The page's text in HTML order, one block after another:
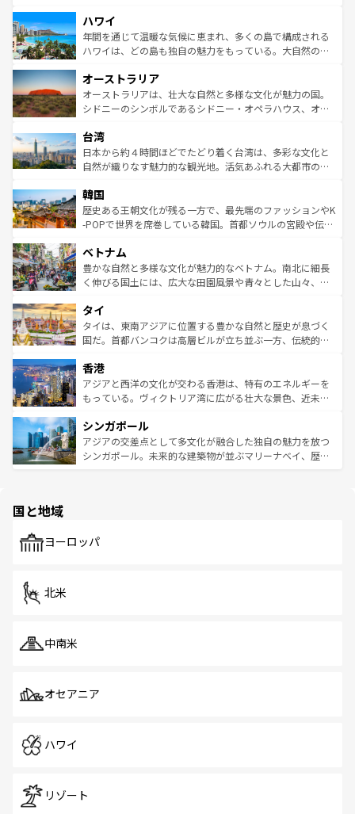
ば市内交通費無料で観光を楽しむこともできる。 なお、新
着のスイス情報はコンテンツ一覧 を参照してほしい。
のような巨大都市は、観光、ショッピング、エンターテイ
ンメントが詰まった刺激的なスポットだ。一方、アメリカ
西部には大自然が広がり、グランドキャニオンやイエロー
部のニューオーリンズでは、音楽と美食が融合した独特の
文化が魅力。旅行者はアメリカの各地域で異なる魅力を楽
しみながら、その多様性と豊かな歴史を感じることができ
ならではの贅沢な旅のスタイルだ。 なお、新着のアメリカ
情報はコンテンツ一覧を参照してほしい。
ハワイ
年間を通じて温暖な気候に恵まれ、多くの島で構成される
ハワイは、どの島も独自の魅力をもっている。大自然の神
ワイ島は見逃せない。また、定番の観光地といえばオアフ
島だが、静かな自然を求めるならマウイ島やカウアイ島が
おすすめ。エメラルドグリーンに輝く海をはじめ、豊かな
れるおもてなしの心で訪れる人々を迎えてくれるハワイの
人々、おいしいローカルフードやハワイアンミュージッ
ク、伝統的なフラダンスなど、すべてがハワイの魅力を彩
ワイを、存分に味わってほしい。 なお、新着のハワイ情報
はコンテンツ一覧を参照してほしい。
オーストラリア
オーストラリアは、壮大な自然と多様な文化が魅力の国。
シドニーのシンボルであるシドニー・オペラハウス、オー
リアリーフや大陸中央部にそびえるウルル（エアーズロッ
ク）、タスマニアの美しい原生林やケアンズの熱帯雨林な
ど、見どころがたくさん。また、カフェやワイン、オージ
いる。アクティビティも充実しており、サーフィンやダイ
ビング、ハイキングなど、アウトドア好きにはたまらな
い。オーストラリアの多彩な魅力を存分に味わいつくそ
参照してほしい。
台湾
日本から約４時間ほどでたどり着く台湾は、多彩な文化と
自然が織りなす魅力的な観光地。活気あふれる大都市の台
ン）、静ひつな山岳地帯である台湾東部など、都市の喧騒
と山間の静けさが共存しており、訪れる人に新しい発見と
驚きをもたらしてくれる。また、奥深い台湾の食文化も魅
容にもいいと評判のスイーツなど、バラエティ豊かな料理
が味わえる。 なお、新着の台湾情報は コンテンツ一覧を参
照してほしい。
韓国
歴史ある王朝文化が残る一方で、最先端のファッションやK
-POPで世界を席巻している韓国。首都ソウルの宮殿や伝統
き、地方に足を延ばせば四季折々の自然美を楽しむことが
できる。そして、キムチや焼肉、絶品のストリートフード
まで、さまざまな韓国料理が待っている。夜には、韓国な
リティに包まれながら、韓国の多彩な魅力を心ゆくまで味
わってみてほしい。 なお、新着の韓国情報はコンテンツ一
覧を参照してほしい。
ベトナム
豊かな自然と多様な文化が魅力的なベトナム。南北に細長
く伸びる国土には、広大な田園風景や青々とした山々、世
急速な発展と共に伝統が息づく。ハノイの古い町並みやホ
ーチミン市のフランス統治時代の建物も、独特の雰囲気を
醸し出している。また、バラエティの豊かさとおいしさで
とつ。フォーやバインミー、ベトナムコーヒーなどは、ぜ
ひ現地で味わいたい。どの地域を訪れてもあたたかい人々
が旅行者を迎えてくれるので、きっと忘れられない旅にな
参照してほしい。
タイ
タイは、東南アジアに位置する豊かな自然と歴史が息づく
国だ。首都バンコクは高層ビルが立ち並ぶ一方、伝統的な
の活気が交差している。北部ではチェンマイなどの山岳地
帯で自然と触れ合い、南部ではプーケットやクラビの美し
いビーチでリゾート気分を楽しむことができる。タイ料理
激する。気候は一年中温暖で、どの季節にも異なる楽しみ
が待っている。親しみやすいタイの人々、仏教を中心とし
た文化、そして多様な観光資源が、訪れる旅人を魅了し続
香港
アジアと西洋の文化が交わる香港は、特有のエネルギーを
もっている。ヴィクトリア湾に広がる壮大な景色、近未来
み、どこを訪れても感動するはず。観光スポットが密集し
ており、効率よく見どころを回れるのも魅力。息をのむよ
うな絶景から文化的な体験まで、香港を存分に楽しみ尽く
シンガポール
アジアの交差点として多文化が融合した独自の魅力を放つ
シンガポール。未来的な建築物が並ぶマリーナベイ、歴史
で、ホーカーズは地元の風情を楽しめる外せないスポット
国と地域
ヨーロッパ
北米
中南米
オセアニア
ハワイ
リゾート